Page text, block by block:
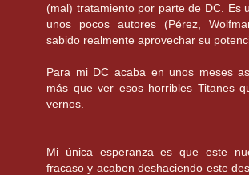
(mal) tratamiento por parte de DC. Es
unos pocos autores (Pérez,
sabido realmente aprovechar su
Para mi DC acaba en unos meses
más que ver esos horribles Titanes
vernos.
Mi única esperanza es que este
fracaso y acaben deshaciendo este